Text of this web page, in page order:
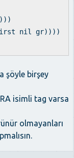
nil gr))))
şöyle birşey
isimli tag varsa
olmayanları